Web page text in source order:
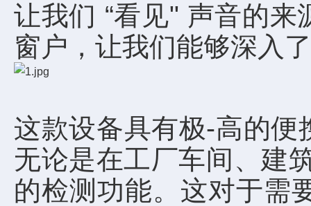
让我们 “看见" 声音的
窗户，让我们能够深入
这款设备具有极-高的便
无论是在工厂车间、建
的检测功能。这对于需